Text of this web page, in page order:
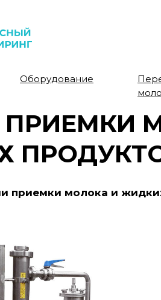
Оборудование
ПРИЕМКИ
приемки молока и